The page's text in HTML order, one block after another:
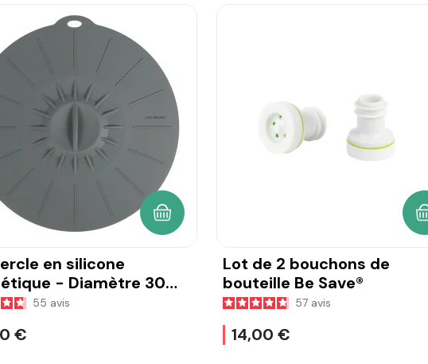
en silicone
- Diamètre 30
55 avis
€
AJOUTER AU PANIER
Lot de 2 bouchons de
bouteille Be Save®
57 avis
14,00 €